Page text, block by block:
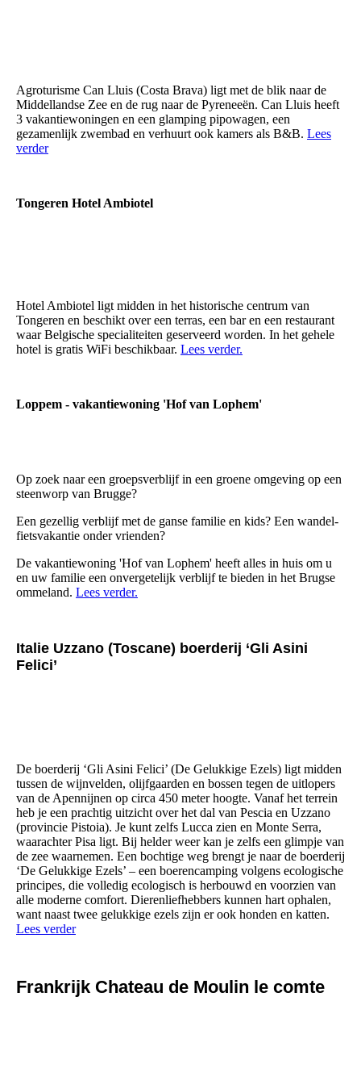
Agroturisme Can Lluis (Costa Brava) ligt met de blik naar de
Middellandse Zee en de rug naar de Pyreneeën. Can Lluis heeft
3 vakantiewoningen en een glamping pipowagen, een
gezamenlijk zwembad en verhuurt ook kamers als B&B. Lees
verder
Tongeren Hotel Ambiotel
Hotel Ambiotel ligt midden in het historische centrum van
Tongeren en beschikt over een terras, een bar en een restaurant
waar Belgische specialiteiten geserveerd worden. In het gehele
hotel is gratis WiFi beschikbaar. Lees verder.
Loppem - vakantiewoning 'Hof van Lophem'
Op zoek naar een groepsverblijf in een groene omgeving op een
steenworp van Brugge?
Een gezellig verblijf met de ganse familie en kids? Een wandel-
fietsvakantie onder vrienden?
De vakantiewoning 'Hof van Lophem' heeft alles in huis om u
en uw familie een onvergetelijk verblijf te bieden in het Brugse
ommeland. Lees verder.
Italie Uzzano (Toscane) boerderij ‘Gli Asini
Felici’
De boerderij ‘Gli Asini Felici’ (De Gelukkige Ezels) ligt midden
tussen de wijnvelden, olijfgaarden en bossen tegen de uitlopers
van de Apennijnen op circa 450 meter hoogte. Vanaf het terrein
heb je een prachtig uitzicht over het dal van Pescia en Uzzano
(provincie Pistoia). Je kunt zelfs Lucca zien en Monte Serra,
waarachter Pisa ligt. Bij helder weer kan je zelfs een glimpje van
de zee waarnemen. Een bochtige weg brengt je naar de boerderij
‘De Gelukkige Ezels’ – een boerencamping volgens ecologische
principes, die volledig ecologisch is herbouwd en voorzien van
alle moderne comfort. Dierenliefhebbers kunnen hart ophalen,
want naast twee gelukkige ezels zijn er ook honden en katten.
Lees verder
Frankrijk Chateau de Moulin le comte